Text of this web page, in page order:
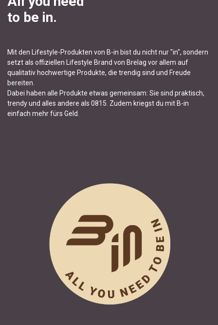
to be in.
Mit den Lifestyle-Produkten von B-in bist du nicht nur "in", sondern
setzt als offiziellen Lifestyle Brand von Brelag vor allem auf
qualitativ hochwertige Produkte, die trendig sind und Freude
bereiten.
Dabei haben alle Produkte etwas gemeinsam: Sie sind praktisch,
trendy und alles andere als 0815. Zudem kriegst du mit B-in
einfach mehr fürs Geld.